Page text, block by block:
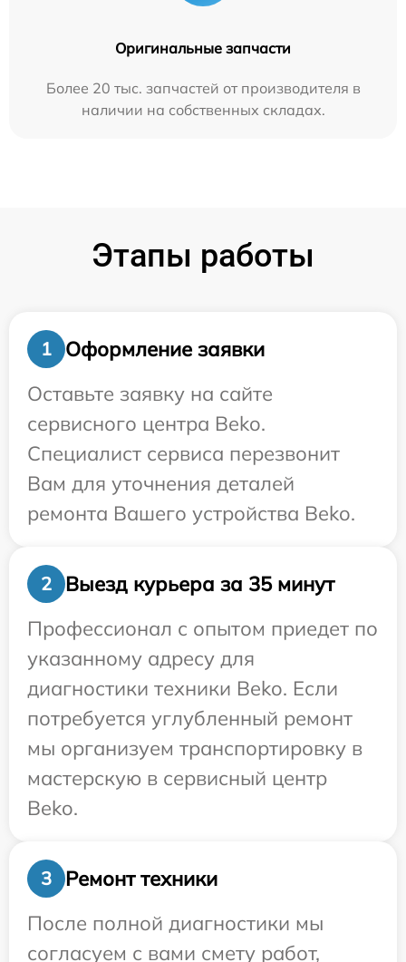
Оригинальные запчасти
Более 20 тыс. запчастей от производителя в
наличии на собственных складах.
Этапы работы
1
Оформление заявки
Оставьте заявку на сайте
сервисного центра Beko.
Специалист сервиса перезвонит
Вам для уточнения деталей
ремонта Вашего устройства Beko.
2
Выезд курьера за 35 минут
Профессионал с опытом приедет по
указанному адресу для
диагностики техники Beko. Если
потребуется углубленный ремонт
мы организуем транспортировку в
мастерскую в сервисный центр
Beko.
3
Ремонт техники
После полной диагностики мы
согласуем с вами смету работ,